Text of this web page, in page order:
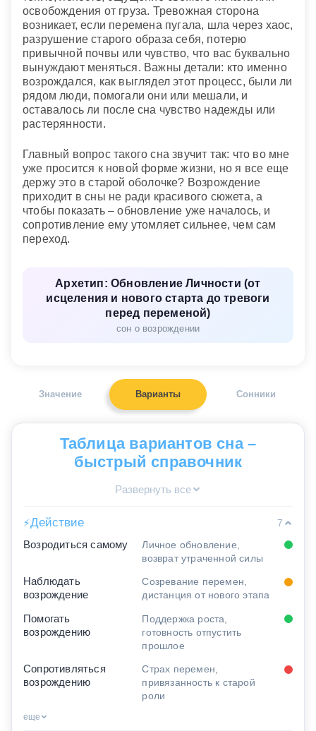
освобождения от груза. Тревожная сторона
возникает, если перемена пугала, шла через хаос,
разрушение старого образа себя, потерю
привычной почвы или чувство, что вас буквально
вынуждают меняться. Важны детали: кто именно
возрождался, как выглядел этот процесс, были ли
рядом люди, помогали они или мешали, и
оставалось ли после сна чувство надежды или
растерянности.
Главный вопрос такого сна звучит так: что во мне
уже просится к новой форме жизни, но я все еще
держу это в старой оболочке? Возрождение
приходит в сны не ради красивого сюжета, а
чтобы показать – обновление уже началось, и
сопротивление ему утомляет сильнее, чем сам
переход.
Архетип: Обновление Личности (от
исцеления и нового старта до тревоги
перед переменой)
сон о возрождении
Значение Варианты Сонники
Таблица вариантов сна –
быстрый справочник
Развернуть все
⚡Действие
7
Возродиться самому
Личное обновление,
возврат утраченной силы
Наблюдать
возрождение
Созревание перемен,
дистанция от нового этапа
Помогать
возрождению
Поддержка роста,
готовность отпустить
прошлое
Сопротивляться
возрождению
Страх перемен,
привязанность к старой
роли
еще